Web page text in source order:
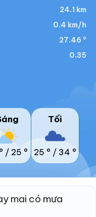
24.1 km
0.4 km/h
27.46 °
0.35
/ 25 °
Tối
25 ° / 34 °
mai có mưa